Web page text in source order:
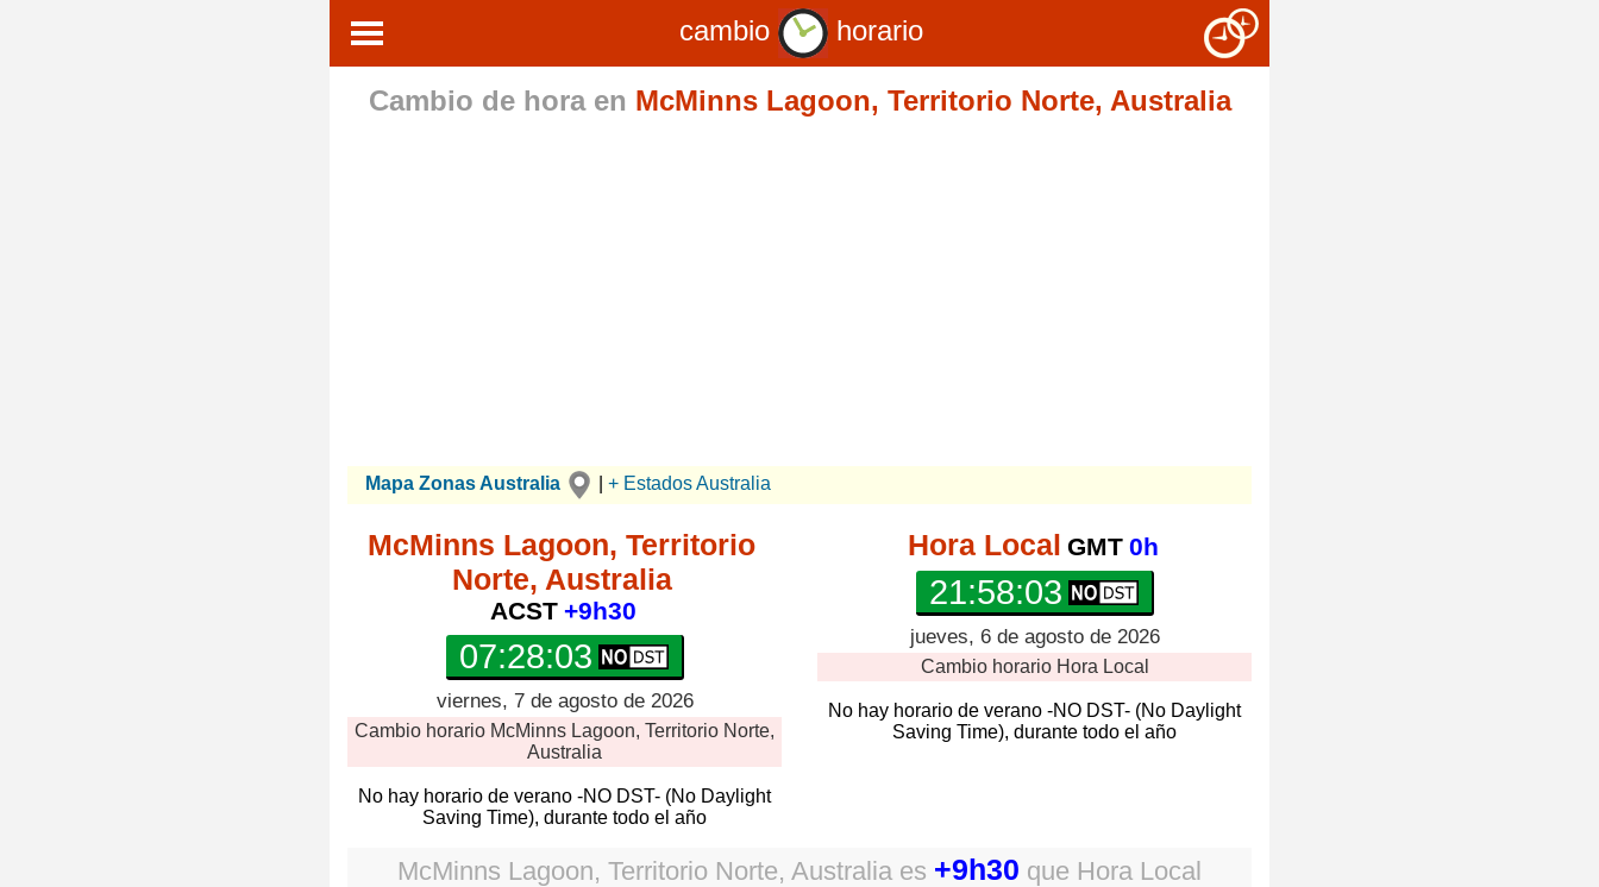
cambio horario
Cambio de hora en McMinns Lagoon, Territorio Norte, Australia
Mapa Zonas Australia + Estados Australia
McMinns Lagoon, Territorio
Norte, Australia
ACST +9h30
07:28:04
viernes, 7 de agosto de 2026
Cambio horario McMinns Lagoon, Territorio Norte,
Australia
No hay horario de verano -NO DST- (No Daylight
Saving Time), durante todo el año
Hora Local GMT 0h
21:58:04
jueves, 6 de agosto de 2026
Cambio horario Hora Local
No hay horario de verano -NO DST- (No Daylight
Saving Time), durante todo el año
McMinns Lagoon, Territorio Norte, Australia es +9h30 que Hora Local